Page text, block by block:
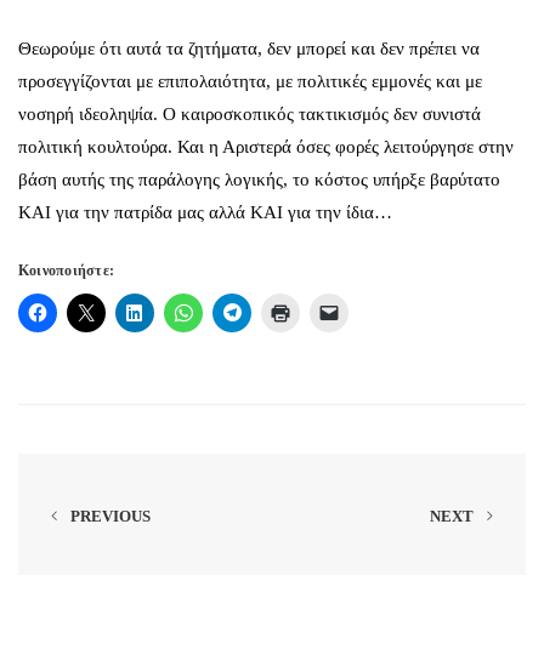
Θεωρούμε ότι αυτά τα ζητήματα, δεν μπορεί και δεν πρέπει να
προσεγγίζονται με επιπολαιότητα, με πολιτικές εμμονές και με
νοσηρή ιδεοληψία. Ο καιροσκοπικός τακτικισμός δεν συνιστά
πολιτική κουλτούρα. Και η Αριστερά όσες φορές λειτούργησε στην
βάση αυτής της παράλογης λογικής, το κόστος υπήρξε βαρύτατο
ΚΑΙ για την πατρίδα μας αλλά ΚΑΙ για την ίδια…
Κοινοποιήστε:
PREVIOUS NEXT